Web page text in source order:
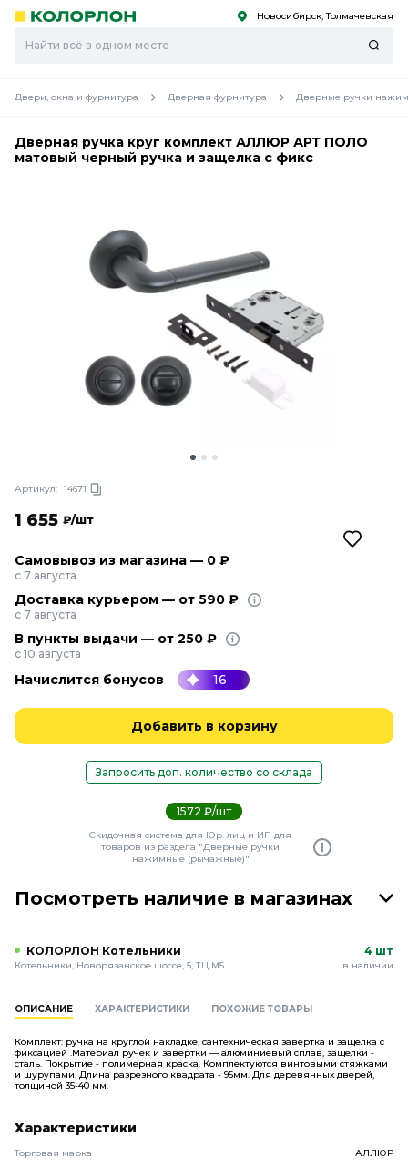
Скоро
Скоро Новосибирск, Толмачевская
Двери, окна и фурнитура Дверная фурнитура Дверные ручки
Дверная ручка круг комплект АЛЛЮР АРТ ПОЛО
матовый черный ручка и защелка с фикс
Артикул: 14671
1 655 ₽/шт
Самовывоз из магазина — 0 ₽
с 7 августа
Доставка курьером — от 590 ₽
с 7 августа
В пункты выдачи — от 250 ₽
с 10 августа
Начислится бонусов 16
Добавить в корзину
Запросить доп. количество со склада
1572 ₽/шт
Скидочная система для Юр. лиц и ИП для
товаров из раздела "Дверные ручки
нажимные (рычажные)"
Посмотреть наличие в магазинах
КОЛОРЛОН Котельники
Котельники, Новорязанское шоссе, 5, ТЦ М5
4 шт
в наличии
ОПИСАНИЕ ХАРАКТЕРИСТИКИ ПОХОЖИЕ ТОВАРЫ
Комплект: ручка на круглой накладке, сантехническая завертка и защелка с
фиксацией .Материал ручек и завертки — алюминиевый сплав, защелки -
сталь. Покрытие - полимерная краска. Комплектуются винтовыми стяжками
и шурупами. Длина разрезного квадрата - 95мм. Для деревянных дверей,
толщиной 35-40 мм.
Характеристики
Торговая марка АЛЛЮР